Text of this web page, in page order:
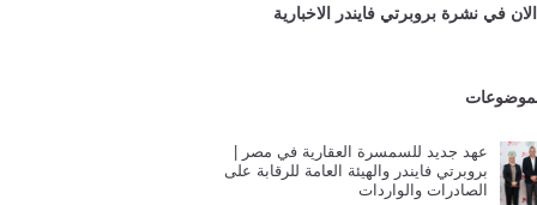
في نشرة بروبرتي فايندر الاخبارية
عهد جديد للسمسرة العقارية في مصر |
بروبرتي فايندر والهيئة العامة للرقابة على
الصادرات والواردات